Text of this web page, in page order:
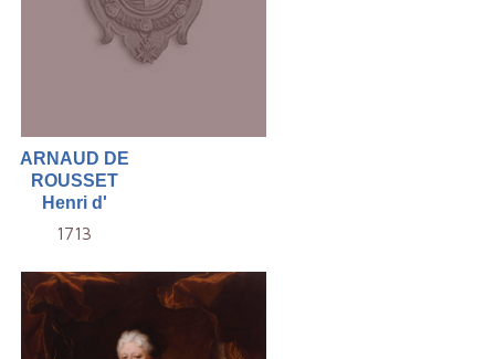
ARNAUD DE
ROUSSET
Henri d'
1713